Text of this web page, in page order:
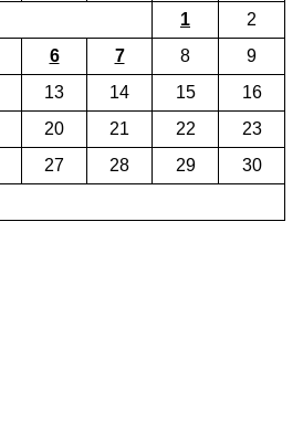
1
2
6 7 8
9
13 14 15
16
20 21 22
23
27 28 29
30